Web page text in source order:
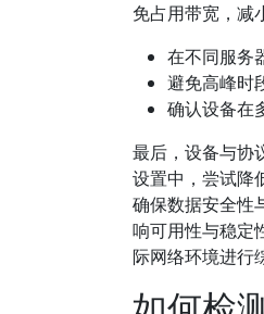
免占用带宽，减
在不同服务
避免高峰时
确认设备在
最后，设备与协
设置中，尝试降
确保数据安全性
响可用性与稳定
际网络环境进行